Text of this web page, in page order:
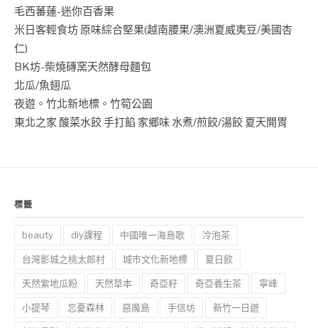
毛西蕃蓮-迷你百香果
米日客輕食坊 原味綜合堅果(越南腰果/澳洲夏威夷豆/美國杏
仁)
BK坊-柴燒磚窯天然酵母麵包
北瓜/魚翅瓜
夜遊。竹北新地標。竹筍公園
東北之家 酸菜水餃 手打餡 家鄉味 水煮/煎餃/湯餃 夏天開胃
標籤
beauty diy課程 中國唯一海島歌 冷泡茶
台灣影城之桃太郎村 城市文化新地標 夏日飲
天然紫地瓜粉 天然草本 奇亞籽 奇亞養生茶 寧峰
小提琴 忘憂森林 惡魔島 手信坊 新竹一日遊